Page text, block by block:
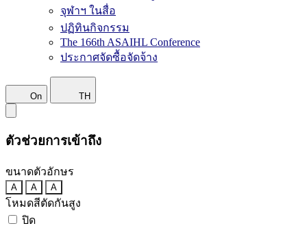
จุฬาฯ ในสื่อ
ปฏิทินกิจกรรม
The 166th ASAIHL Conference
ประกาศจัดซื้อจัดจ้าง
On TH
ตัวช่วยการเข้าถึง
ขนาดตัวอักษร
A A A
โหมดสีตัดกันสูง
ปิด